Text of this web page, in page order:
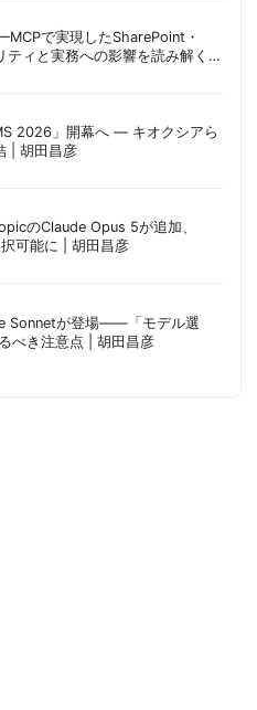
で実現したSharePoint・
ィと実務への影響を読み解く |
2026」開幕へ ― キオクシアら
| 胡田昌彦
のClaude Opus 5が追加、
可能に | 胡田昌彦
Sonnetが登場——「モデル選
べき注意点 | 胡田昌彦